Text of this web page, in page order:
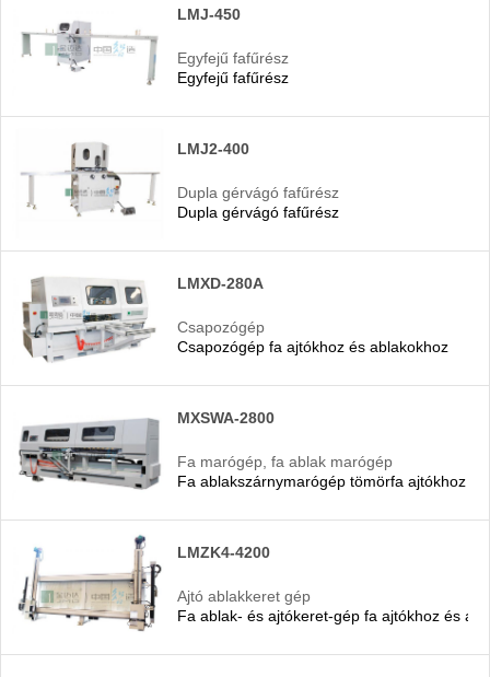
LMJ-450
Egyfejű fafűrész
Egyfejű fafűrész
LMJ2-400
Dupla gérvágó fafűrész
Dupla gérvágó fafűrész
LMXD-280A
Csapozógép
Csapozógép fa ajtókhoz és ablakokhoz
MXSWA-2800
Fa marógép, fa ablak marógép
Fa ablakszárnymarógép tömörfa ajtókhoz
LMZK4-4200
Ajtó ablakkeret gép
Fa ablak- és ajtókeret-gép fa ajtókhoz és